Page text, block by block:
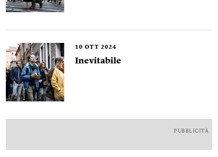
10 OTT 2024
Inevitabile
PUBBLICITÀ